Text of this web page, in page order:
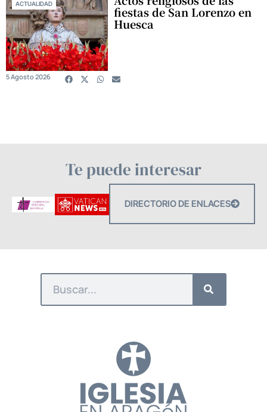
ACTUALIDAD
fiestas de San Lorenzo en
Huesca
5 Agosto 2026
Te puede interesar
DIRECTORIO DE ENLACES